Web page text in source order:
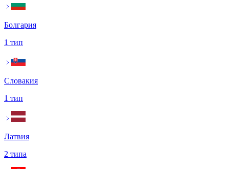
Болгария
1 тип
Словакия
1 тип
Латвия
2 типа